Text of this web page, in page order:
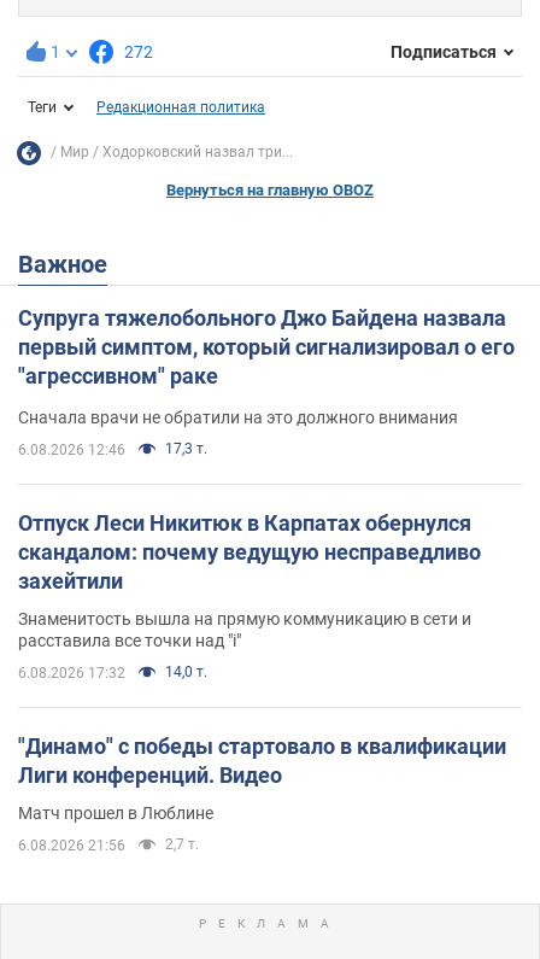
1 272 Подписаться
Теги Редакционная политика
Мир Ходорковский назвал три...
Вернуться на главную OBOZ
Важное
Супруга тяжелобольного Джо Байдена назвала
первый симптом, который сигнализировал о его
"агрессивном" раке
Сначала врачи не обратили на это должного внимания
6.08.2026 12:46 17,3 т.
Отпуск Леси Никитюк в Карпатах обернулся
скандалом: почему ведущую несправедливо
захейтили
Знаменитость вышла на прямую коммуникацию в сети и
расставила все точки над "i"
6.08.2026 17:32 14,0 т.
"Динамо" с победы стартовало в квалификации
Лиги конференций. Видео
Матч прошел в Люблине
6.08.2026 21:56 2,7 т.